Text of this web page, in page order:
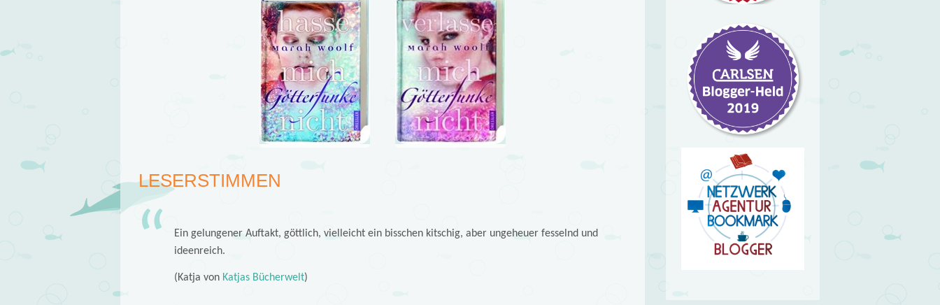
LESERSTIMMEN
Ein gelungener Auftakt, göttlich, vielleicht ein bisschen kitschig, aber ungeheuer fesselnd und
ideenreich.
(Katja von Katjas Bücherwelt)